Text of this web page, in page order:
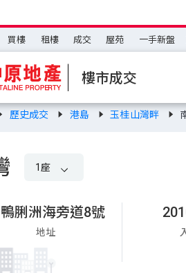
買樓 租樓 成交 屋苑 一手新盤
樓市成交
歷史成交 港島 玉桂山灣畔
1座
脷洲海旁道8號
地址